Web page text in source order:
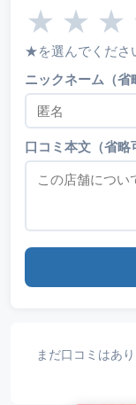
★ ★ ★
★を選んでくださ
ニックネーム（省
口コミ本文（省略
まだ口コミはあ